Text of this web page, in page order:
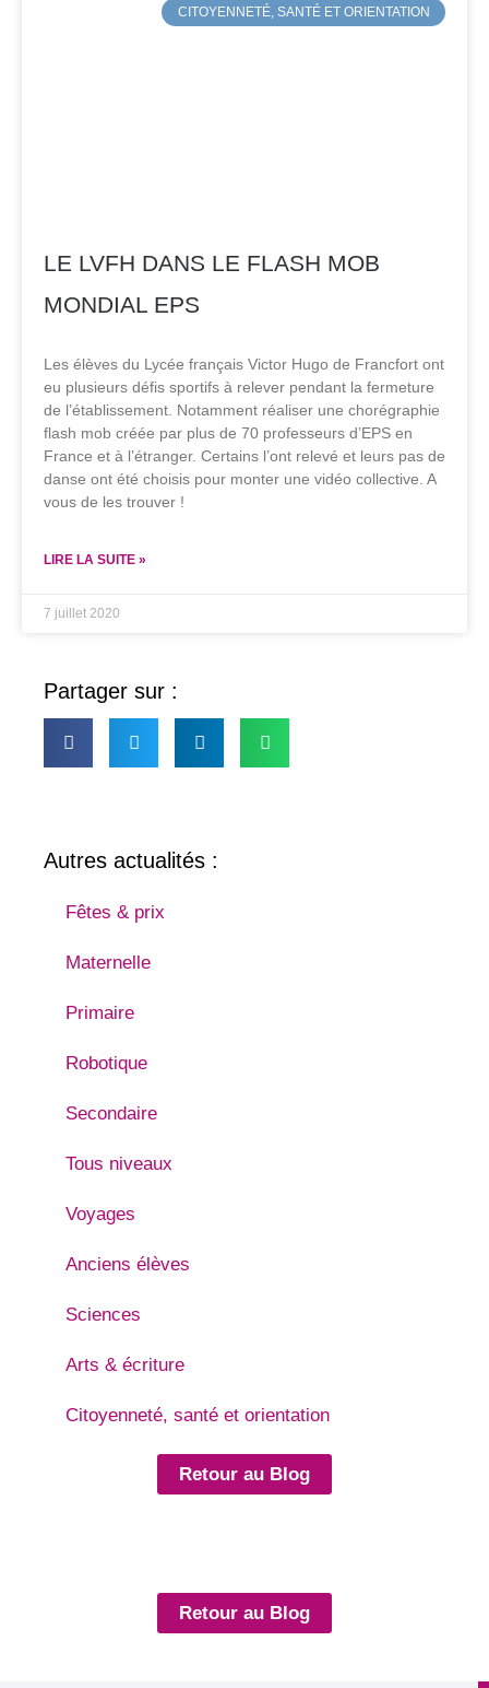
CITOYENNETÉ, SANTÉ ET ORIENTATION
LE LVFH DANS LE FLASH MOB
MONDIAL EPS
Les élèves du Lycée français Victor Hugo de Francfort ont
eu plusieurs défis sportifs à relever pendant la fermeture
de l’établissement. Notamment réaliser une chorégraphie
flash mob créée par plus de 70 professeurs d’EPS en
France et à l’étranger. Certains l’ont relevé et leurs pas de
danse ont été choisis pour monter une vidéo collective. A
vous de les trouver !
LIRE LA SUITE »
7 juillet 2020
Partager sur :
Autres actualités :
Fêtes & prix
Maternelle
Primaire
Robotique
Secondaire
Tous niveaux
Voyages
Anciens élèves
Sciences
Arts & écriture
Citoyenneté, santé et orientation
Retour au Blog
Retour au Blog